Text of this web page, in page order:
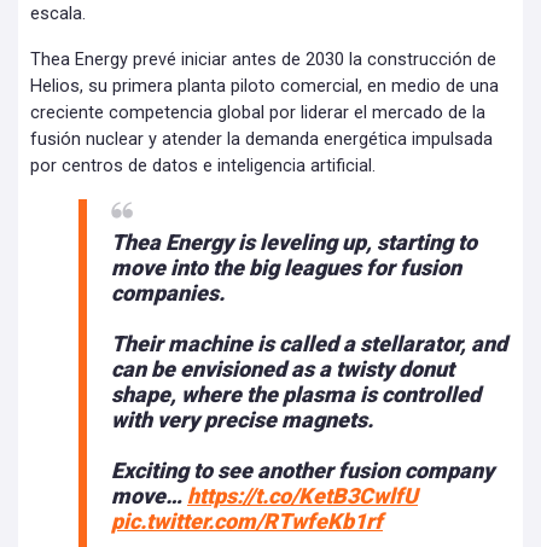
escala.
Thea Energy prevé iniciar antes de 2030 la construcción de
Helios, su primera planta piloto comercial, en medio de una
creciente competencia global por liderar el mercado de la
fusión nuclear y atender la demanda energética impulsada
por centros de datos e inteligencia artificial.
Thea Energy is leveling up, starting to
move into the big leagues for fusion
companies.
Their machine is called a stellarator, and
can be envisioned as a twisty donut
shape, where the plasma is controlled
with very precise magnets.
Exciting to see another fusion company
move… https://t.co/KetB3CwlfU
pic.twitter.com/RTwfeKb1rf